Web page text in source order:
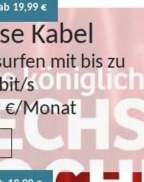
Kabel
mit bis zu
s
€/Monat
19,99 €